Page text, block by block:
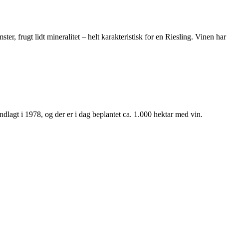
frugt lidt mineralitet – helt karakteristisk for en Riesling. Vinen har
i 1978, og der er i dag beplantet ca. 1.000 hektar med vin.